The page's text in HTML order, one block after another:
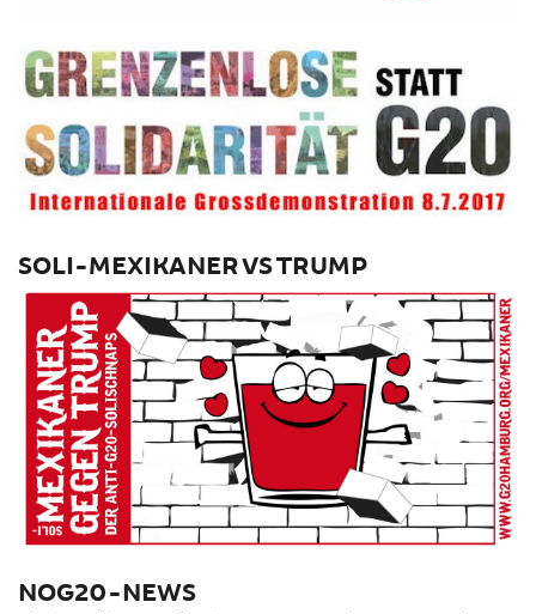
SOLI-MEXIKANER VS TRUMP
NOG20-NEWS